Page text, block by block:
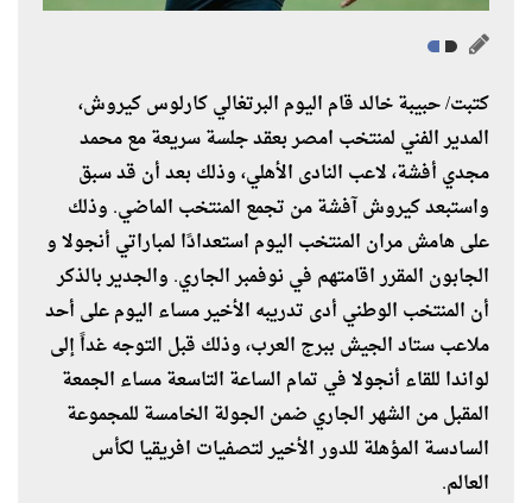
كتبت/ حبيبة خالد قام اليوم البرتغالي كارلوس كيروش،
المدير الفني لمنتخب امصر بعقد جلسة سريعة مع محمد
مجدي أفشة، لاعب النادى الأهلي، وذلك بعد أن قد سبق
واستبعد كيروش آفشة من تجمع المنتخب الماضي. وذلك
على هامش مران المنتخب اليوم استعدادًا لمباراتي أنجولا و
الجابون المقرر اقامتهم في نوفمبر الجاري. والجدير بالذكر
أن المنتخب الوطني أدى تدريبه الأخير مساء اليوم على أحد
ملاعب ستاد الجيش ببرج العرب، وذلك قبل التوجه غداً إلى
لواندا للقاء أنجولا في تمام الساعة التاسعة مساء الجمعة
المقبل من الشهر الجاري ضمن الجولة الخامسة للمجموعة
السادسة المؤهلة للدور الأخير لتصفيات افريقيا لكأس
العالم.